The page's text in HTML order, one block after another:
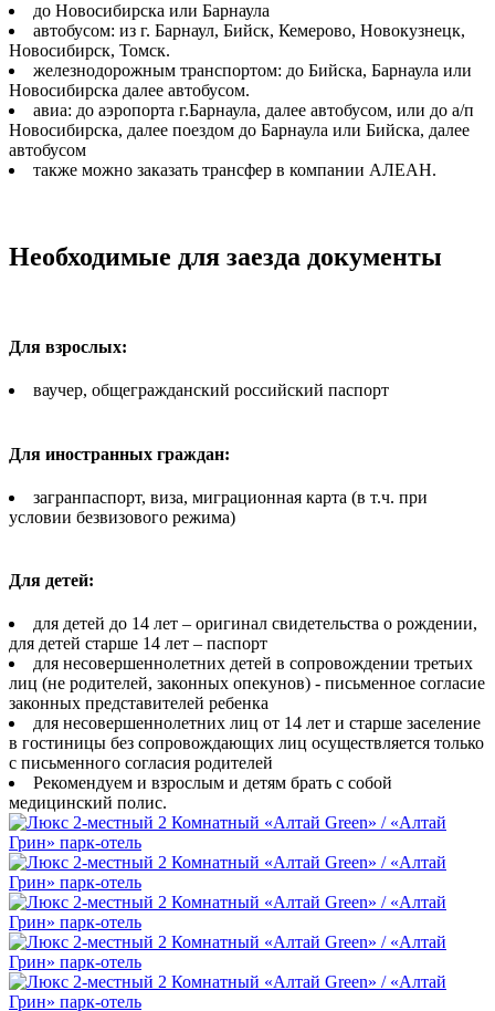
до Новосибирска или Барнаула
автобусом: из г. Барнаул, Бийск, Кемерово, Новокузнецк,
Новосибирск, Томск.
железнодорожным транспортом: до Бийска, Барнаула или
Новосибирска далее автобусом.
авиа: до аэропорта г.Барнаула, далее автобусом, или до а/п
Новосибирска, далее поездом до Барнаула или Бийска, далее
автобусом
также можно заказать трансфер в компании АЛЕАН.
Необходимые для заезда документы
Для взрослых:
ваучер, общегражданский российский паспорт
Для иностранных граждан:
загранпаспорт, виза, миграционная карта (в т.ч. при
условии безвизового режима)
Для детей:
для детей до 14 лет – оригинал свидетельства о рождении,
для детей старше 14 лет – паспорт
для несовершеннолетних детей в сопровождении третьих
лиц (не родителей, законных опекунов) - письменное согласие
законных представителей ребенка
для несовершеннолетних лиц от 14 лет и старше заселение
в гостиницы без сопровождающих лиц осуществляется только
с письменного согласия родителей
Рекомендуем и взрослым и детям брать с собой
медицинский полис.